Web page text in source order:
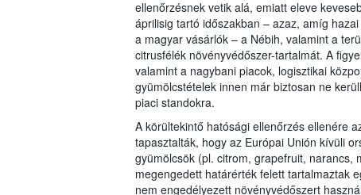
ellenőrzésnek vetik alá, emiatt eleve
áprilisig tartó időszakban – azaz, amíg
a magyar vásárlók – a Nébih, valamint a
citrusfélék növényvédőszer-tartalmát. A
valamint a nagybani piacok, logisztikai
gyümölcstételek innen már biztosan ne
piaci standokra.
A körültekintő hatósági ellenőrzés ellenére
tapasztalták, hogy az Európai Unión kívüli
gyümölcsök (pl. citrom, grapefruit, narancs,
megengedett határérték felett tartalmaztak
nem engedélyezett növényvédőszert